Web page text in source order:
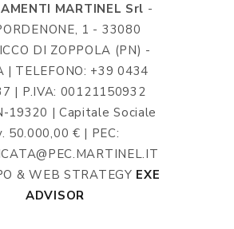
MARTINEL Srl -
1 - 33080
DI ZOPPOLA (PN) -
| TELEFONO: +39 0434
| P.IVA: 00121150932
19320 | Capitale Sociale
50.000,00 € | PEC:
& WEB STRATEGY EXE
ADVISOR